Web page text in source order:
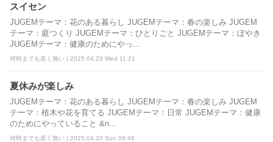
スイセン
JUGEMテーマ：花のある暮らし JUGEMテーマ：春の楽しみ JUGEM
テーマ：庭つくり JUGEMテーマ：ひとりごと JUGEMテーマ：ぼやき
JUGEMテーマ：健康のためにやっ...
何時までも若く無い | 2025.04.23 Wed 11:21
夏休みが楽しみ
JUGEMテーマ：花のある暮らし JUGEMテーマ：春の楽しみ JUGEM
テーマ：植木や花を育てる JUGEMテーマ：日常 JUGEMテーマ：健康
のためにやっていること &n...
何時までも若く無い | 2025.04.20 Sun 08:48